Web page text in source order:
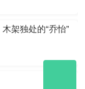
木架独处的“乔怡”